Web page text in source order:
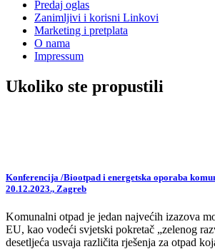
Predaj oglas
Zanimljivi i korisni Linkovi
Marketing i pretplata
O nama
Impressum
Ukoliko ste propustili
Konferencija /Biootpad i energetska oporaba
20.12.2023., Zagreb
Komunalni otpad je jedan najvećih izazova
EU, kao vodeći svjetski pokretač „zelenog
desetljeća usvaja različita rješenja za otpad